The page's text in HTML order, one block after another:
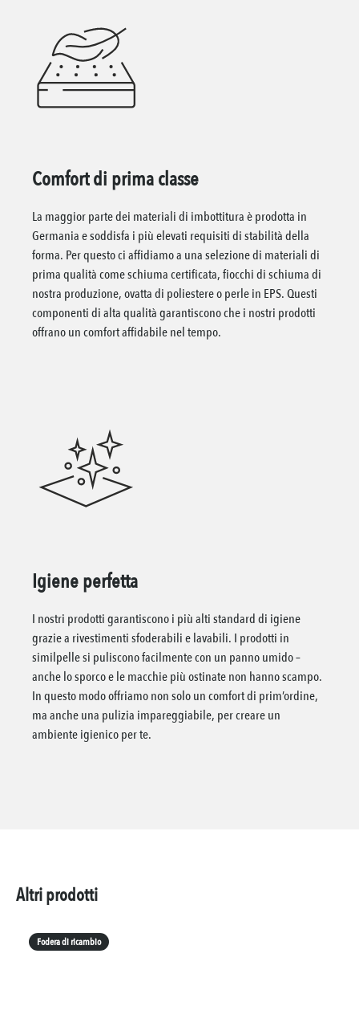
Comfort di prima classe
La maggior parte dei materiali di imbottitura è prodotta in
Germania e soddisfa i più elevati requisiti di stabilità della
forma. Per questo ci affidiamo a una selezione di materiali di
prima qualità come schiuma certificata, fiocchi di schiuma di
nostra produzione, ovatta di poliestere o perle in EPS. Questi
componenti di alta qualità garantiscono che i nostri prodotti
offrano un comfort affidabile nel tempo.
Igiene perfetta
I nostri prodotti garantiscono i più alti standard di igiene
grazie a rivestimenti sfoderabili e lavabili. I prodotti in
similpelle si puliscono facilmente con un panno umido –
anche lo sporco e le macchie più ostinate non hanno scampo.
In questo modo offriamo non solo un comfort di prim’ordine,
ma anche una pulizia impareggiabile, per creare un
ambiente igienico per te.
Altri prodotti
Fodera di ricambio